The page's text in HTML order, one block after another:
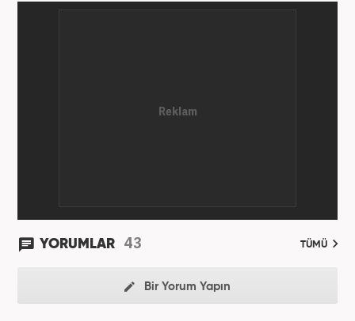
YORUMLAR 43 TÜMÜ
Bir Yorum Yapın